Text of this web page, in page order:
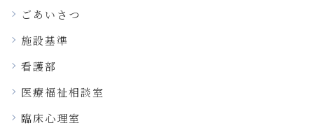
ごあいさつ
施設基準
看護部
医療福祉相談室
臨床心理室